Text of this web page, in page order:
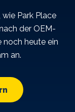
Park Place
der OEM-
noch heute ein
an.